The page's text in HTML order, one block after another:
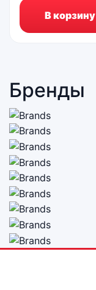
В корзину
Бренды